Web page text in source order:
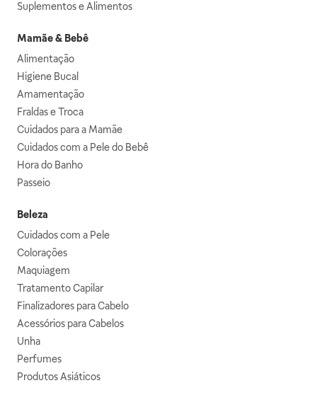
Suplementos e Alimentos
Mamãe & Bebê
Alimentação
Higiene Bucal
Amamentação
Fraldas e Troca
Cuidados para a Mamãe
Cuidados com a Pele do Bebê
Hora do Banho
Passeio
Beleza
Cuidados com a Pele
Colorações
Maquiagem
Tratamento Capilar
Finalizadores para Cabelo
Acessórios para Cabelos
Unha
Perfumes
Produtos Asiáticos